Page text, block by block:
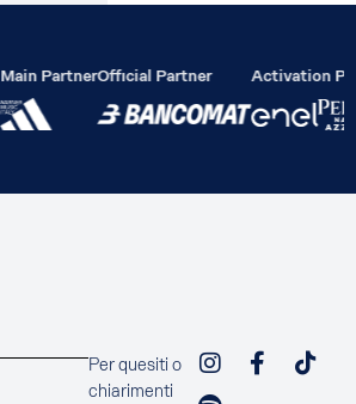
Main PartnerOfficial Partner Activation
Per quesiti o
chiarimenti